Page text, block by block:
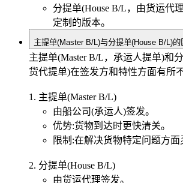
分提单(House B/L，由货运代
定制的版本。
主提单(Master B/L)与分提单(House B/L)的
主提单(Master B/L，承运人提单)和分
货代提单)在签发方和特性方面有所
1. 主提单(Master B/L)
由船公司(承运人)签发。
优势:货物到达时更快清关。
限制:在解决货物特定问题方面
2. 分提单(House B/L)
由货运代理签发。